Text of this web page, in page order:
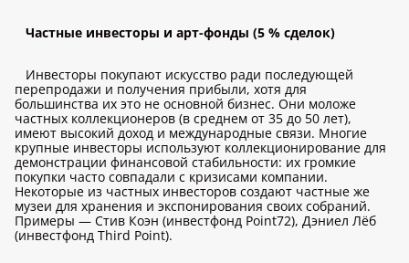
Частные инвесторы и арт-фонды (5 % сделок)
Инвесторы покупают искусство ради последующей
перепродажи и получения прибыли, хотя для
большинства их это не основной бизнес. Они моложе
частных коллекционеров (в среднем от 35 до 50 лет),
имеют высокий доход и международные связи. Многие
крупные инвесторы используют коллекционирование для
демонстрации финансовой стабильности: их громкие
покупки часто совпадали с кризисами компании.
Некоторые из частных инвесторов создают частные же
музеи для хранения и экспонирования своих собраний.
Примеры — Стив Коэн (инвестфонд Point72), Дэниел Лёб
(инвестфонд Third Point).